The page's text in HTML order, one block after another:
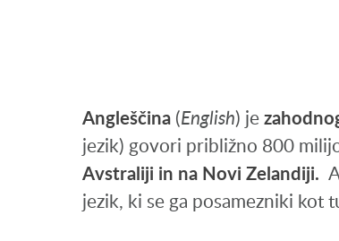
Angleščina (English) je
jezik) govori približno 800
Avstraliji in na Novi Zelandiji.
jezik, ki se ga posamezniki kot